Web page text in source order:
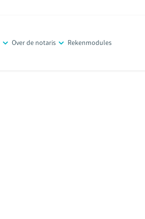
Over de notaris Rekenmodules